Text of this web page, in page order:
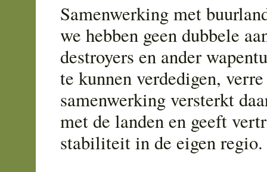
Samenwerking met
we hebben geen dubbele
destroyers en ander
te kunnen verdedigen, verre
samenwerking versterkt
met de landen en geeft
stabiliteit in de eigen regio.